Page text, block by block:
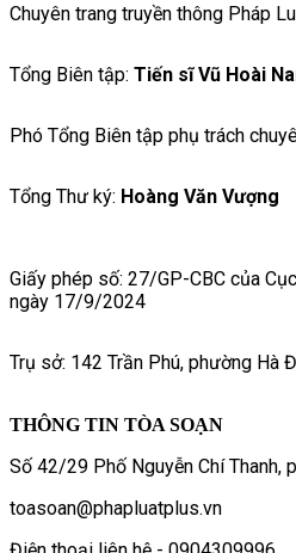
Chuyên trang truyền thông Pháp
Tổng Biên tập: Tiến sĩ Vũ Hoài
Phó Tổng Biên tập phụ trách
Tổng Thư ký: Hoàng Văn Vượng
Giấy phép số: 27/GP-CBC của
ngày 17/9/2024
Trụ sở: 142 Trần Phú, phường Hà
THÔNG TIN TÒA SOẠN
Số 42/29 Phố Nguyễn Chí Thanh,
toasoan@phapluatplus.vn